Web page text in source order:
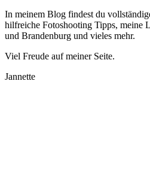
In meinem Blog findest du
hilfreiche Fotoshooting Tipps, meine
und Brandenburg und vieles mehr.
Viel Freude auf meiner Seite.
Jannette